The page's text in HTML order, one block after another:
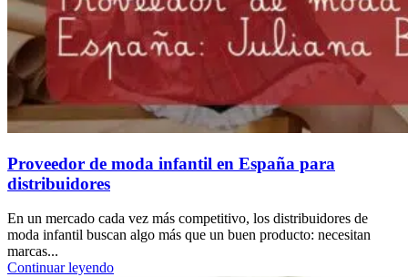
Proveedor de moda infantil en España para
distribuidores
En un mercado cada vez más competitivo, los distribuidores de
moda infantil buscan algo más que un buen producto: necesitan
marcas...
Continuar leyendo